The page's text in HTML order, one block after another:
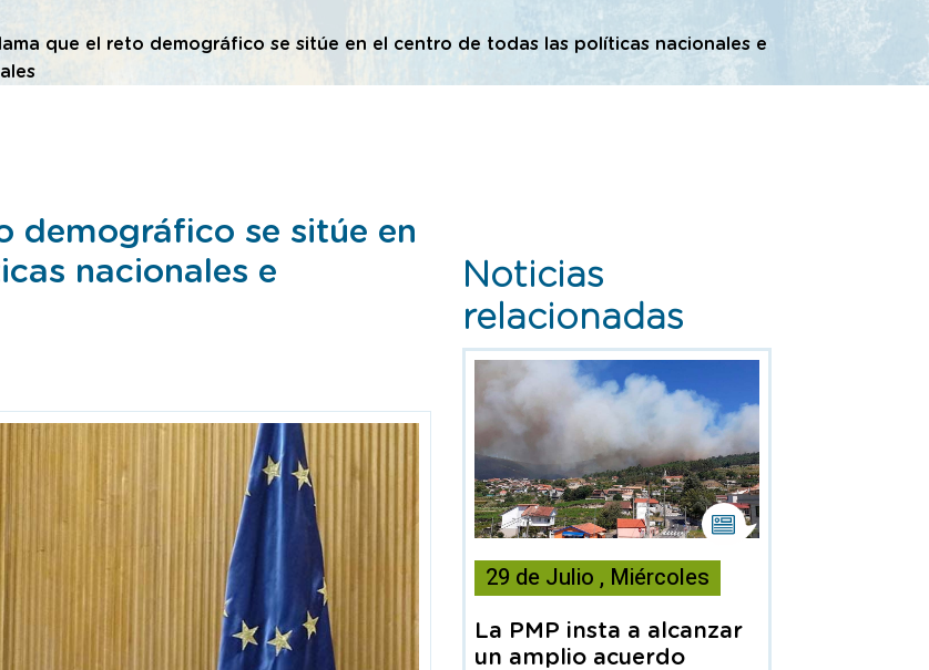
que el reto demográfico se sitúe en el centro de todas las políticas nacionales e
demográfico se sitúe en
nacionales e
Noticias
relacionadas
Esta
noticia
contiene
Nota
de
29 de Julio , Miércoles
La PMP insta a alcanzar
un amplio acuerdo